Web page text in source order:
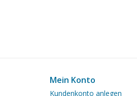
Mein Konto
Kundenkonto anlegen